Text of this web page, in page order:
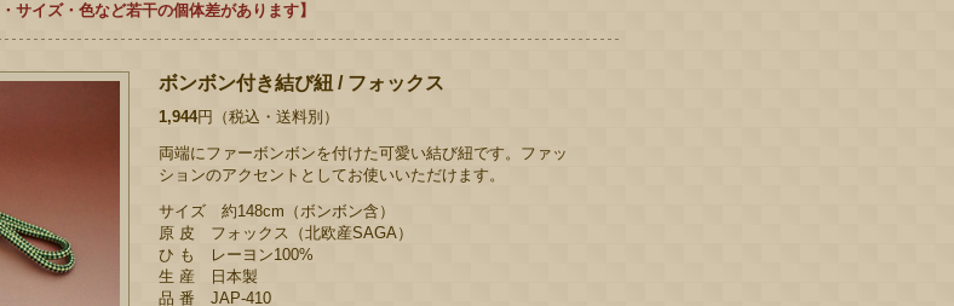
サイズ・色など若干の個体差があります】
ボンボン付き結び紐 / フォックス
1,944円（税込・送料別）
両端にファーボンボンを付けた可愛い結び紐です。ファッ
ションのアクセントとしてお使いいただけます。
サイズ 約148cm（ボンボン含）
原 皮 フォックス（北欧産SAGA）
ひ も レーヨン100%
生 産 日本製
品 番 JAP-410